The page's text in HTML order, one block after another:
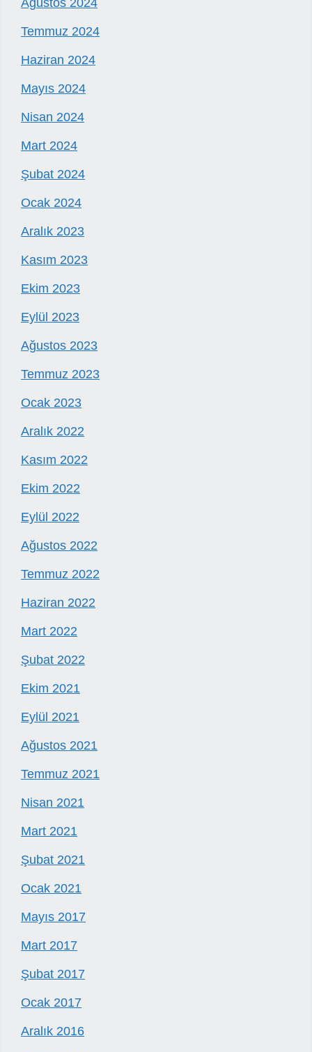
Ağustos 2024
Temmuz 2024
Haziran 2024
Mayıs 2024
Nisan 2024
Mart 2024
Şubat 2024
Ocak 2024
Aralık 2023
Kasım 2023
Ekim 2023
Eylül 2023
Ağustos 2023
Temmuz 2023
Ocak 2023
Aralık 2022
Kasım 2022
Ekim 2022
Eylül 2022
Ağustos 2022
Temmuz 2022
Haziran 2022
Mart 2022
Şubat 2022
Ekim 2021
Eylül 2021
Ağustos 2021
Temmuz 2021
Nisan 2021
Mart 2021
Şubat 2021
Ocak 2021
Mayıs 2017
Mart 2017
Şubat 2017
Ocak 2017
Aralık 2016